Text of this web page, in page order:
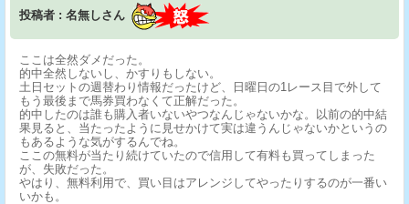
投稿者 : 名無しさん
ここは全然ダメだった。
的中全然しないし、かすりもしない。
土日セットの週替わり情報だったけど、日曜日の1レース目で外して
もう最後まで馬券買わなくて正解だった。
的中したのは誰も購入者いないやつなんじゃないかな。以前の的中結
果見ると、当たったように見せかけて実は違うんじゃないかというの
もあるような気がするんでね。
ここの無料が当たり続けていたので信用して有料も買ってしまった
が、失敗だった。
やはり、無料利用で、買い目はアレンジしてやったりするのが一番い
いかも。